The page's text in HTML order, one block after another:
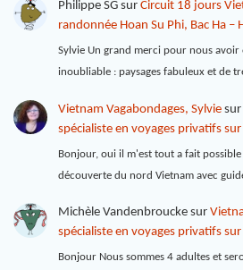
Philippe SGsur Circuit 18 jours
randonnée Hoan Su Phi, Bac Ha –
Sylvie Un grand merci pour nous avoir
inoubliable : paysages fabuleux et de
Vietnam Vagabondages, Sylviesur
spécialiste en voyages privatifs
Bonjour, oui il m'est tout a fait
découverte du nord Vietnam avec
Michèle Vandenbrouckesur
spécialiste en voyages privatifs
Bonjour Nous sommes 4 adultes et